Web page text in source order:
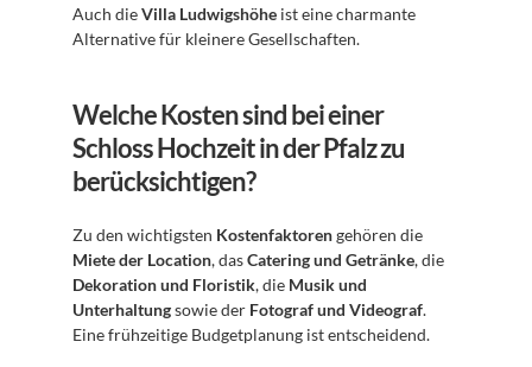
Auch die Villa Ludwigshöhe ist eine charmante
Alternative für kleinere Gesellschaften.
Welche Kosten sind bei einer
Schloss Hochzeit in der Pfalz zu
berücksichtigen?
Zu den wichtigsten Kostenfaktoren
Miete der Location, das Catering und Getränke
Dekoration und Floristik, die Musik und
Unterhaltung sowie der Fotograf und Videograf.
Eine frühzeitige Budgetplanung ist entscheidend.